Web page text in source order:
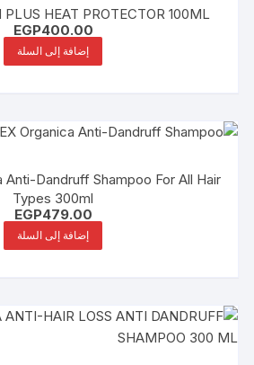
PLUS HEAT PROTECTOR 100ML
EGP400.00
إضافة إلى السلة
Anti-Dandruff Shampoo For All Hair
Types 300ml
EGP479.00
إضافة إلى السلة